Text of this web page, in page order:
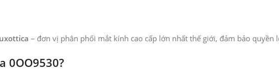
– đơn vị phân phối mắt kính cao cấp lớn nhất thế giới, đảm bảo quyền
0OO9530?